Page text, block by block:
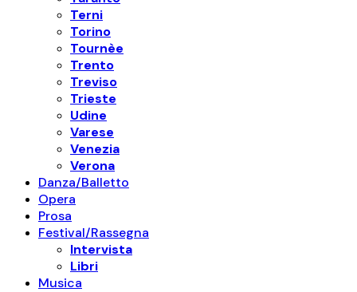
Terni
Torino
Tournèe
Trento
Treviso
Trieste
Udine
Varese
Venezia
Verona
Danza/Balletto
Opera
Prosa
Festival/Rassegna
Intervista
Libri
Musica